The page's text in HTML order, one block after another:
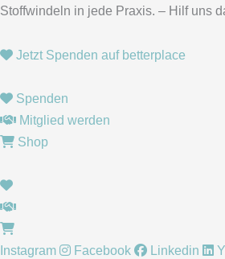
Zum
springen
Stoffwindeln in jede Praxis. – Hilf uns
Jetzt Spenden auf betterplace
Spenden
Mitglied werden
Shop
Instagram Facebook Linkedin